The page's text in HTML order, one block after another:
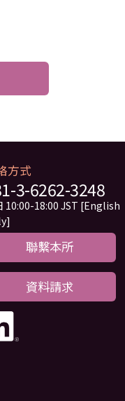
方式
3-6262-3248
10:00-18:00 JST [English
聯繫本所
資料請求